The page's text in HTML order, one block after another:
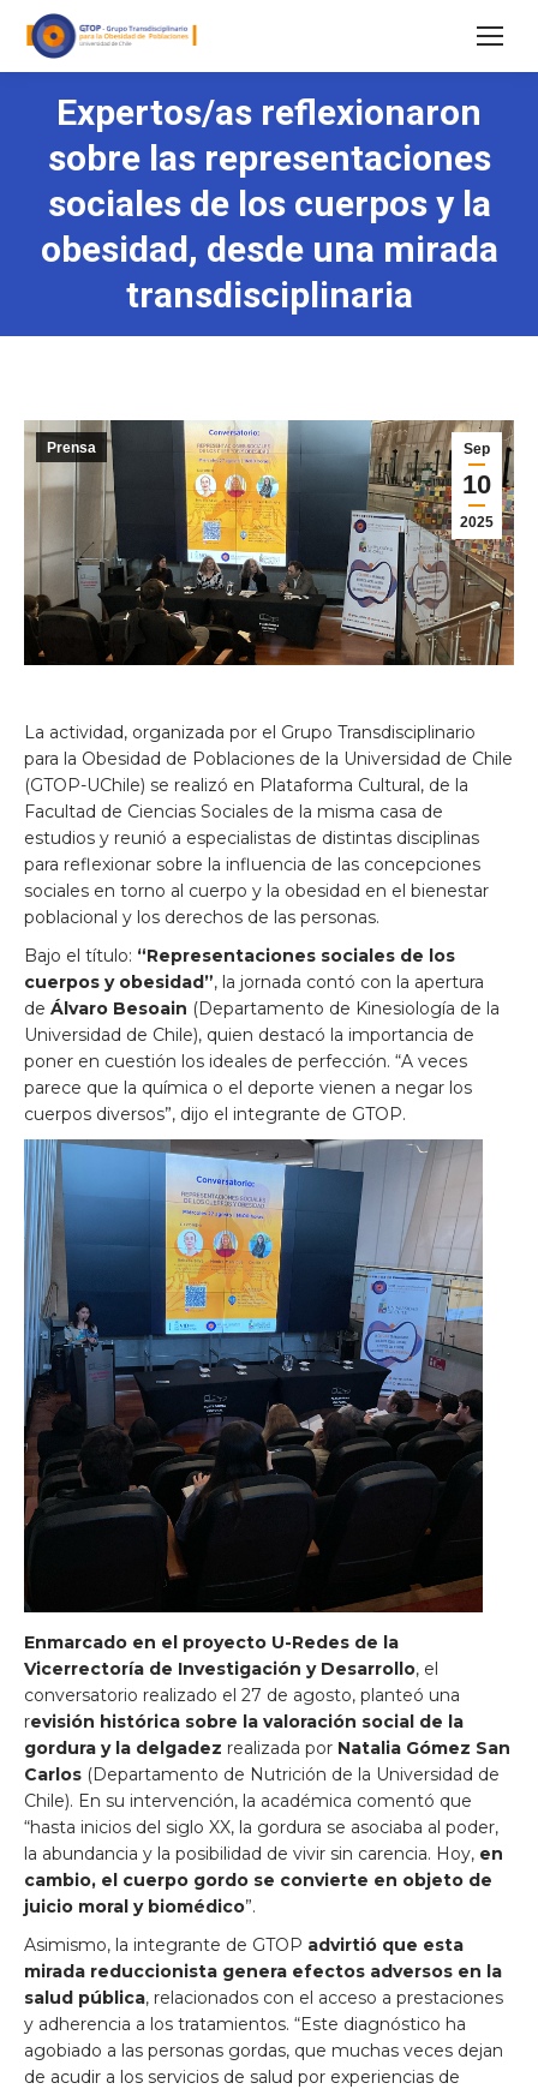
Expertos/as reflexionaron
sobre las representaciones
sociales de los cuerpos y la
obesidad, desde una mirada
transdisciplinaria
Sep
10
2025
Prensa
La actividad, organizada por el Grupo Transdisciplinario
para la Obesidad de Poblaciones de la Universidad de Chile
(GTOP-UChile) se realizó en Plataforma Cultural, de la
Facultad de Ciencias Sociales de la misma casa de
estudios y reunió a especialistas de distintas disciplinas
para reflexionar sobre la influencia de las concepciones
sociales en torno al cuerpo y la obesidad en el bienestar
poblacional y los derechos de las personas.
Bajo el título: “Representaciones sociales de los
cuerpos y obesidad”, la jornada contó con la apertura
de Álvaro Besoain (Departamento de Kinesiología de la
Universidad de Chile), quien destacó la importancia de
poner en cuestión los ideales de perfección. “A veces
parece que la química o el deporte vienen a negar los
cuerpos diversos”, dijo el integrante de GTOP.
Enmarcado en el proyecto U-Redes de la
Vicerrectoría de Investigación y Desarrollo, el
conversatorio realizado el 27 de agosto, planteó una
revisión histórica sobre la valoración social de la
gordura y la delgadez realizada por Natalia Gómez San
Carlos (Departamento de Nutrición de la Universidad de
Chile). En su intervención, la académica comentó que
“hasta inicios del siglo XX, la gordura se asociaba al poder,
la abundancia y la posibilidad de vivir sin carencia. Hoy, en
cambio, el cuerpo gordo se convierte en objeto de
juicio moral y biomédico”.
Asimismo, la integrante de GTOP advirtió que esta
mirada reduccionista genera efectos adversos en la
salud pública, relacionados con el acceso a prestaciones
y adherencia a los tratamientos. “Este diagnóstico ha
agobiado a las personas gordas, que muchas veces dejan
de acudir a los servicios de salud por experiencias de